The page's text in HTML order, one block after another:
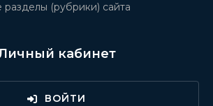
разделы (рубрики) сайта
кабинет
ВОЙТИ